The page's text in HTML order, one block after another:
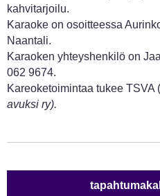
kahvitarjoilu.
Karaoke on osoitteessa
Naantali.
Karaoken yhteyshenkilö on
062 9674.
Kareoketoimintaa tukee TSVA (
avuksi ry).